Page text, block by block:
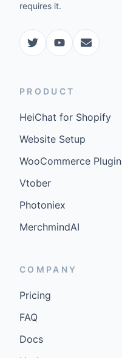
requires it.
PRODUCT
HeiChat for Shopify
Website Setup
WooCommerce Plugin
Vtober
Photoniex
MerchmindAI
COMPANY
Pricing
FAQ
Docs